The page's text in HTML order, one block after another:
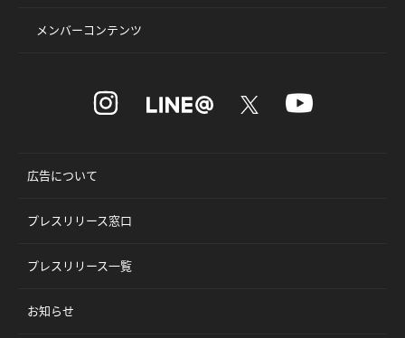
メンバーコンテンツ
広告について
プレスリリース窓口
プレスリリース一覧
お知らせ